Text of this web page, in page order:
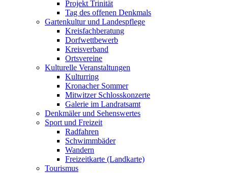
Projekt Trinität
Tag des offenen Denkmals
Gartenkultur und Landespflege
Kreisfachberatung
Dorfwettbewerb
Kreisverband
Ortsvereine
Kulturelle Veranstaltungen
Kulturring
Kronacher Sommer
Mitwitzer Schlosskonzerte
Galerie im Landratsamt
Denkmäler und Sehenswertes
Sport und Freizeit
Radfahren
Schwimmbäder
Wandern
Freizeitkarte (Landkarte)
Tourismus